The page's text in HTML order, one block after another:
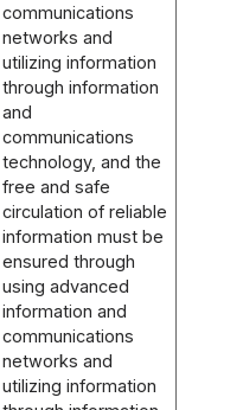
communications
networks and
utilizing information
through information
and
communications
technology, and the
free and safe
circulation of reliable
information must be
ensured through
using advanced
information and
communications
networks and
utilizing information